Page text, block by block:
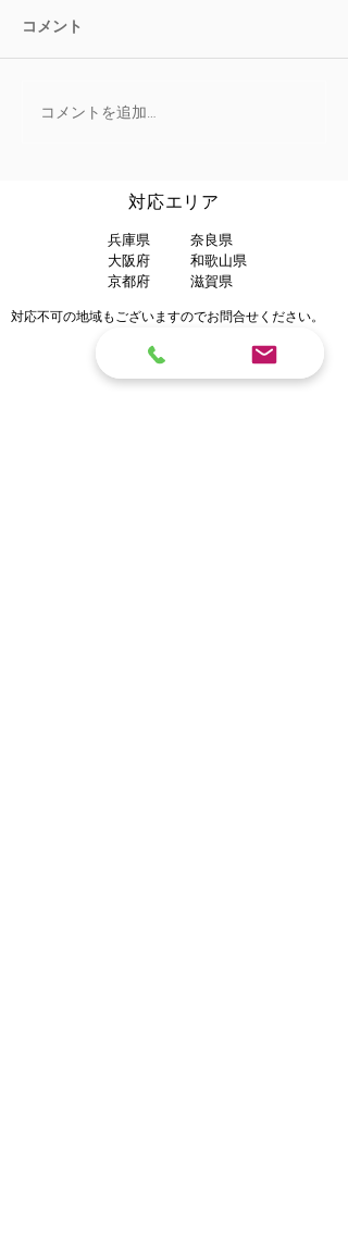
2020/2/12 東大阪市M様
コメント
コメントを追加…
​対応エリア
兵庫県
大阪府
​京都府
奈良県
和歌山県
​滋賀県
一部対応できない地域もございますのでお問合せくださ
​対応不可の地域もございますのでお問合せください。